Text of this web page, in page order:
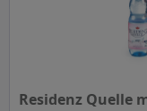
Residenz Quelle